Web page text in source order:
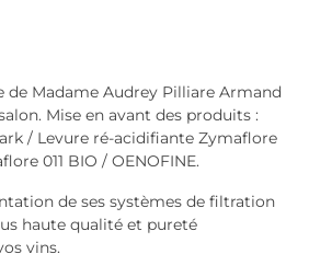
de Madame Audrey Pilliare Armand
Mise en avant des produits :
/ Levure ré-acidifiante Zymaflore
011 BIO / OENOFINE.
de ses systèmes de filtration
haute qualité et pureté
vins.